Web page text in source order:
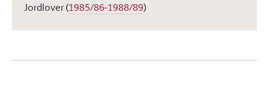
Jordlover(1985/86-1988/89)